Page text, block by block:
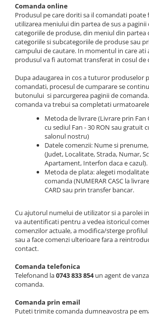
Crinoline
Voalete
Voaluri
Coronite
Accesorii par
Comanda online
Produsul pe care doriti sa il comandati poate
utilizarea meniului din partea de sus a paginii
categoriile de produse, din meniul din partea
categoriile si subcategoriile de produse sau
campului de cautare. In momentul in care ati
produsul va fi automat transferat in cosul de
Dupa adaugarea in cos a tuturor produselor
comandati, procesul de cumparare se
butonului si parcurgerea paginii de
comanda va trebui sa completati
Metoda de livrare (Livrare prin Fan
cu sediul Fan - 30 RON sau gratuit
salonul nostru)
Datele comenzii: Nume si
(Judet, Localitate, Strada, Numar,
Apartament, Interfon daca e cazul).
Metoda de plata: alegeti
comanda (NUMERAR CASC la
CARD sau prin transfer bancar.
Cu ajutorul numelui de utilizator si a parolei
va autentificati pentru a vedea istoricul
comenzilor actuale, a modifica/sterge
sau a face comenzi ulterioare fara a
contact.
Comanda telefonica
Telefonand la0743 833 854un agent de
comanda.
Comanda prin email
Puteti trimite comanda dumneavostra pe